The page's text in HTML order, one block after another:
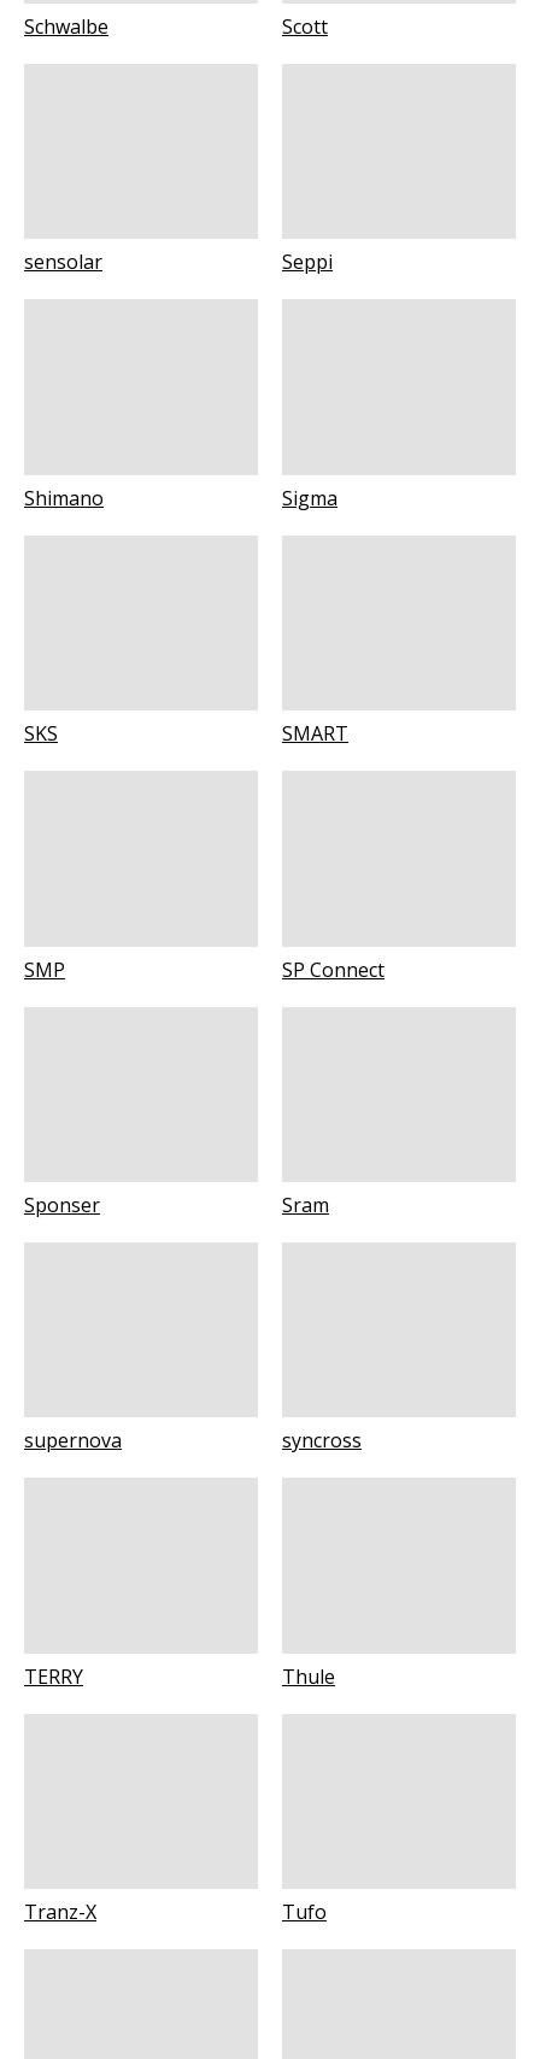
Schwalbe Scott
sensolar Seppi
Shimano Sigma
SKS SMART
SMP SP Connect
Sponser Sram
supernova syncross
TERRY Thule
Tranz-X Tufo